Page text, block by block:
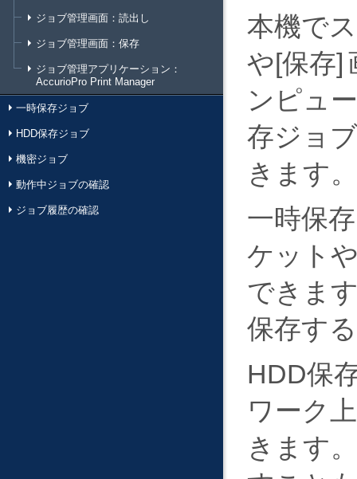
ジョブ管理画面：読出し
ジョブ管理画面：保存
ジョブ管理アプリケーション：
AccurioPro Print Manager
一時保存ジョブ
HDD保存ジョブ
機密ジョブ
動作中ジョブの確認
ジョブ履歴の確認
本機で
や 保存
ンピュ
存ジョ
きます。
一時保
ケット
できま
保存す
HDD保
ワーク
きます